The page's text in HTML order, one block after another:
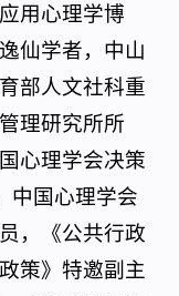
用心理学博
仙学者，中山
部人文社科重
理研究所所
心理学会决策
中国心理学会
，《公共行政
策》特邀副主